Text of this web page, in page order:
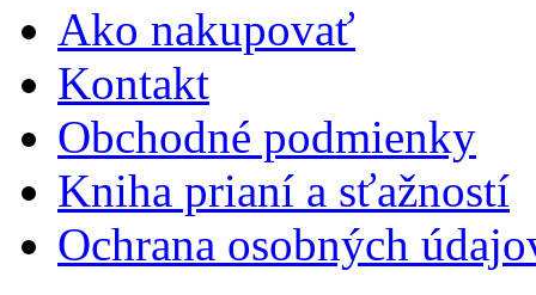
Ako nakupovať
Kontakt
Obchodné podmienky
Kniha prianí a sťažností
Ochrana osobných